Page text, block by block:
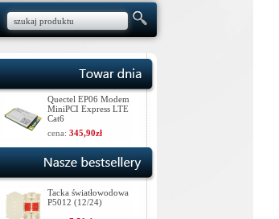
Quectel EP06 Modem
MiniPCI Express LTE
Cat6
cena: 345,90zł
Tacka światłowodowa
P5012 (12/24)